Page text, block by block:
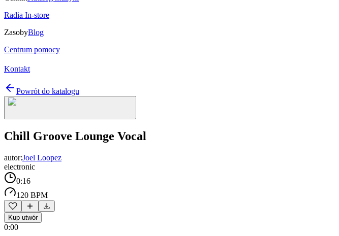
Radia In-store
ZasobyBlog
Centrum pomocy
Kontakt
Powrót do katalogu
Chill Groove Lounge Vocal
autor:Joel Loopez
electronic
0:16
120 BPM
Kup utwór
0:00